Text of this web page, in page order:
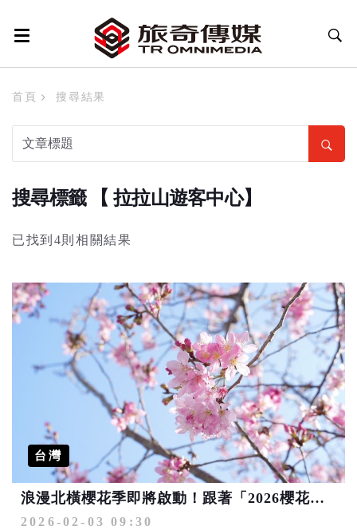
首頁 搜尋結果
搜尋標籤 【 拉拉山遊客中心】
已找到4則相關結果
台灣
浪漫北橫櫻花季即將啟動！跟著「2026櫻花散步地圖」賞櫻去
2026-02-03 09:30